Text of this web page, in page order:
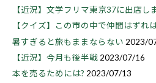
【近況】文学フリマ東京37に出店し
【クイズ】この市の中で仲間はずれ
暑すぎると旅もままならない 2023/
【近況】今月も後半戦 2023/07/16
本を売るためには? 2023/07/13